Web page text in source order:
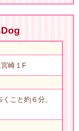
崎１F
こと約６分。